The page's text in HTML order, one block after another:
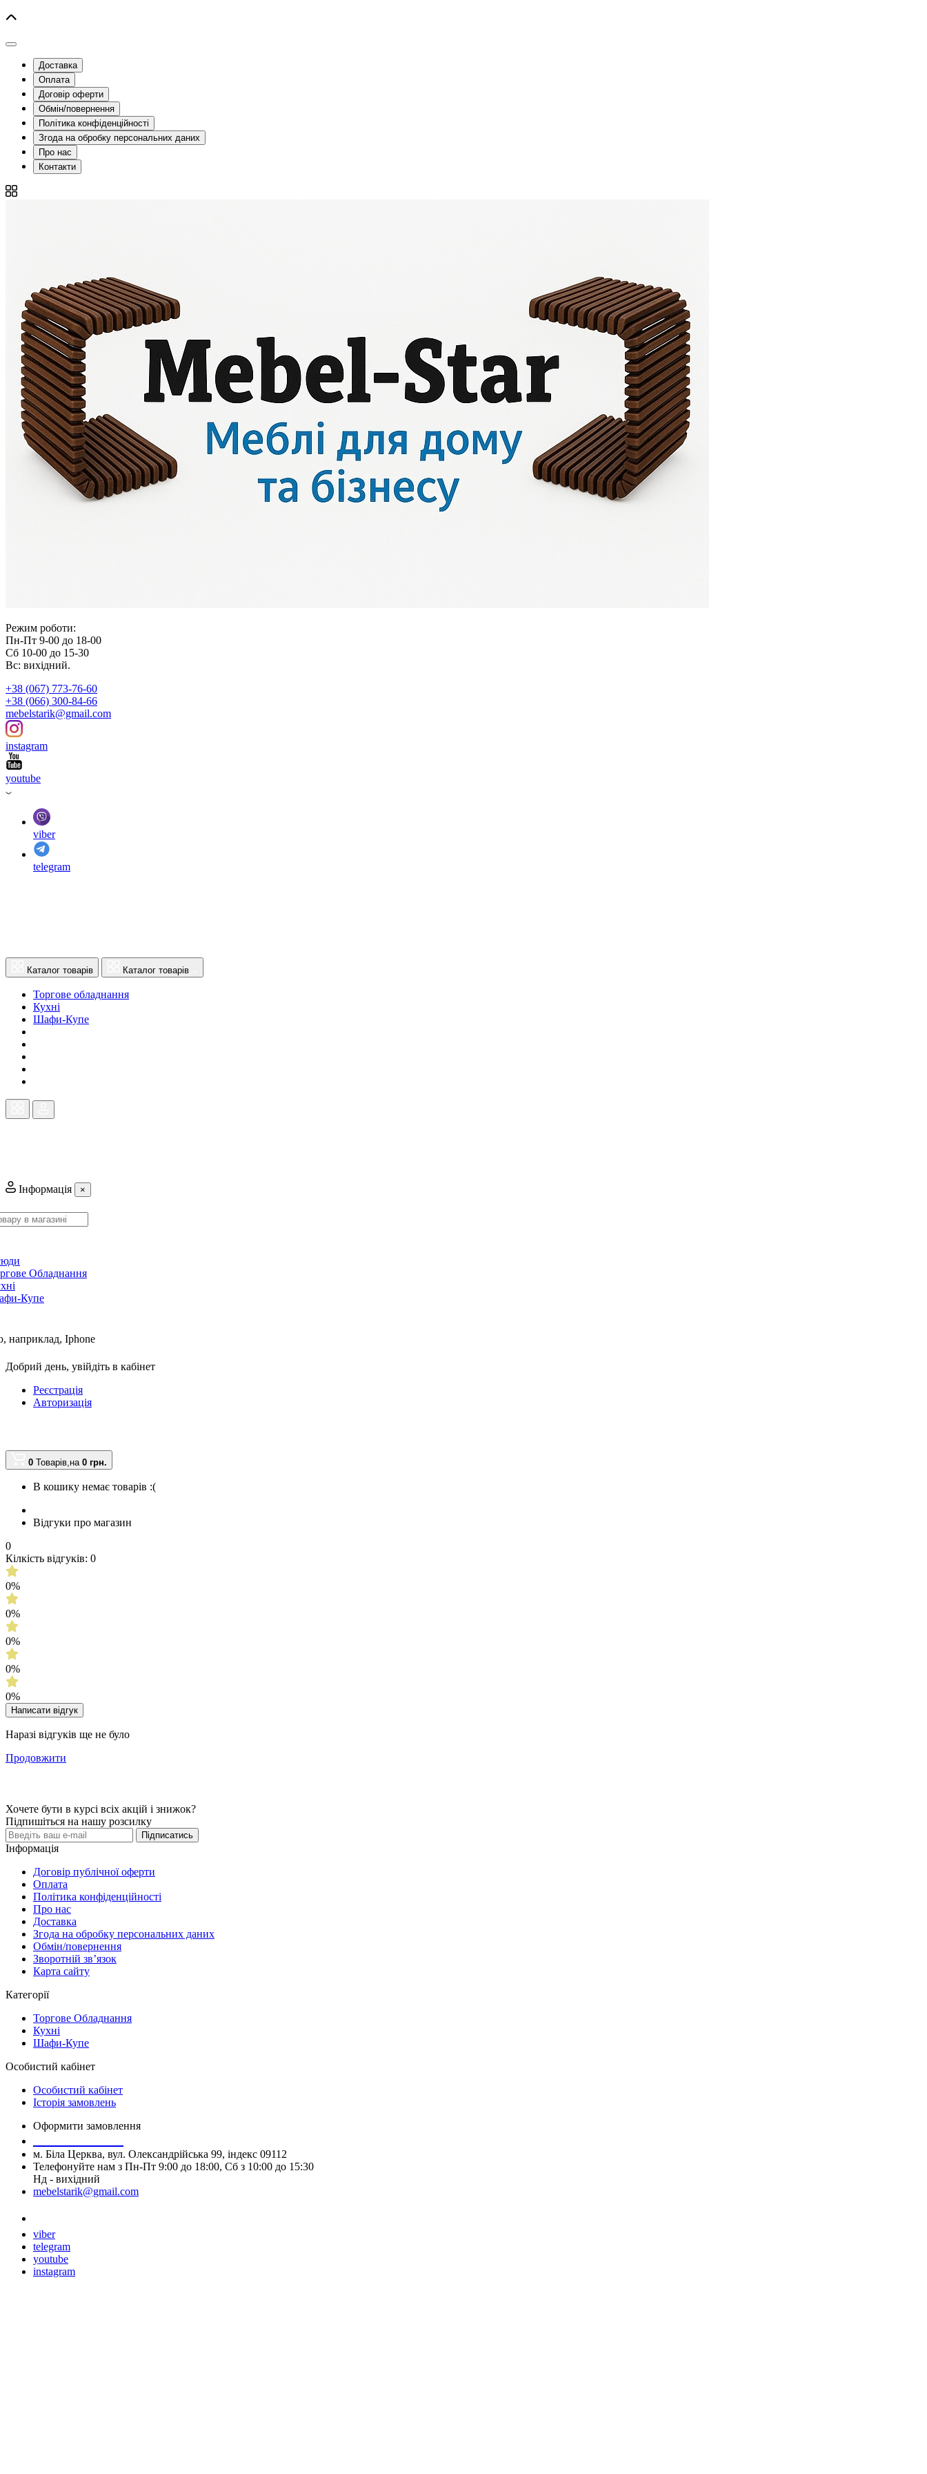
Доставка
Оплата
Договір оферти
Обмін/повернення
Політика конфіденційності
Згода на обробку персональних даних
Про нас
Контакти
Режим роботи:
Пн-Пт 9-00 до 18-00
Сб 10-00 до 15-30
Вс: вихідний.
+38 (067) 773-76-60
+38 (066) 300-84-66
mebelstarik@gmail.com
instagram
youtube
viber
telegram
Каталог товарів Каталог товарів
Торгове обладнання
Кухні
Шафи-Купе
Інформація ×
Обладнання
Купе
наприклад, Iphone
Добрий день, увійдіть в кабінет
Реєстрація
Авторизація
0 Товарів,на 0 грн.
В кошику немає товарів :(
Відгуки про магазин
0
Кілкість відгуків: 0
0%
0%
0%
0%
0%
Написати відгук
Наразі відгуків ще не було
Продовжити
Хочете бути в курсі всіх акцій і знижок?
Підпишіться на нашу розсилку
Підписатись
Інформація
Договір публічної оферти
Оплата
Політика конфіденційності
Про нас
Доставка
Згода на обробку персональних даних
Обмін/повернення
Зворотній зв’язок
Карта сайту
Категорії
Торгове Обладнання
Кухні
Шафи-Купе
Особистий кабінет
Особистий кабінет
Історія замовлень
Оформити замовлення
м. Біла Церква, вул. Олександрійська 99, індекс 09112
Телефонуйте нам з Пн-Пт 9:00 до 18:00, Сб з 10:00 до 15:30
Нд - вихідний
mebelstarik@gmail.com
viber
telegram
youtube
instagram